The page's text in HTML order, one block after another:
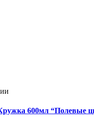
600мл “Полевые